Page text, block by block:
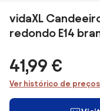
vidaXL
redondo E14
41,99 €
Ver histórico de preços